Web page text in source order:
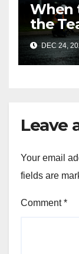
When
the
ofDEC 24,
Leave
Your email
fields are
Comment*